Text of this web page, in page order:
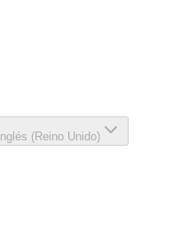
Inglés (Reino Unido)